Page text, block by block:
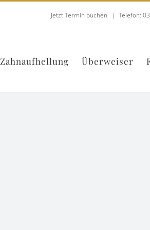
Jetzt Termin buchen | Telefon:
Zahnaufhellung Überweiser